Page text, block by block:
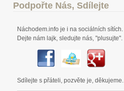
Podpořte Nás, Sdílejte
Náchodem.info je i na sociálních sítích.
Dejte nám lajk, sledujte nás, "plusujte".
Sdílejte s přáteli, pozvěte je, děkujeme.